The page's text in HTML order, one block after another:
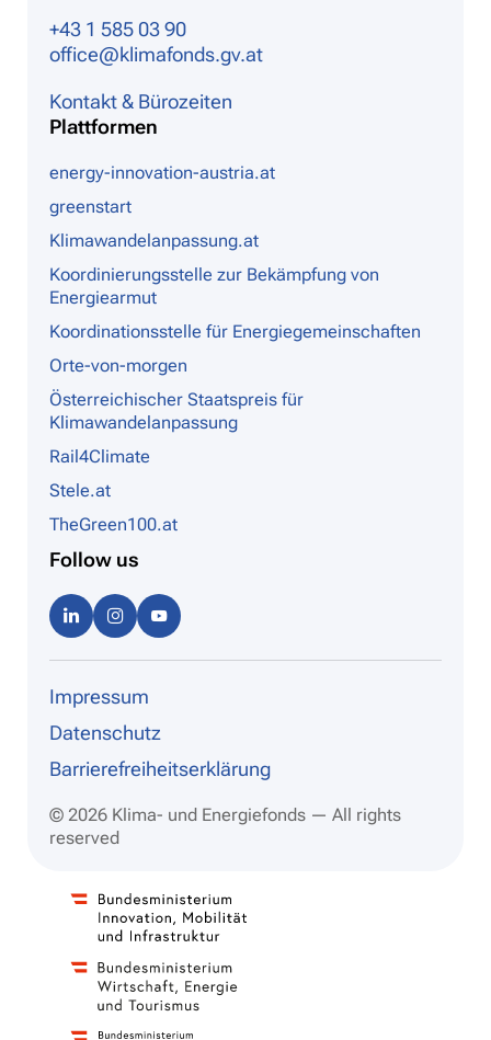
+43 1 585 03 90
office@klimafonds.gv.at
Kontakt & Bürozeiten
Plattformen
energy-innovation-austria.at
greenstart
Klimawandelanpassung.at
Koordinierungsstelle zur Bekämpfung von
Energiearmut
Koordinationsstelle für Energiegemeinschaften
Orte-von-morgen
Österreichischer Staatspreis für
Klimawandelanpassung
Rail4Climate
Stele.at
TheGreen100.at
Follow us
Linke
dIn
Instag
ram be
Impressum
Datenschutz
Barrierefreiheitserklärung
© 2026 Klima- und Energiefonds — All rights
reserved